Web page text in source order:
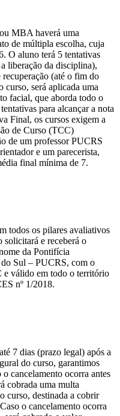
MBA haverá uma
de múltipla escolha, cuja
O aluno terá 5 tentativas
liberação da disciplina),
(até o fim do
será aplicada uma
facial, que aborda todo o
para alcançar a nota
Final, os cursos exigem a
de Curso (TCC)
de um professor PUCRS
e um parecerista,
final mínima de 7.
todos os pilares avaliativos
solicitará e receberá o
da Pontifícia
Sul – PUCRS, com o
e válido em todo o território
nº 1/2018.
7 dias (prazo legal) após a
do curso, garantimos
cancelamento ocorra antes
cobrada uma multa
curso, destinada a cobrir
o cancelamento ocorra